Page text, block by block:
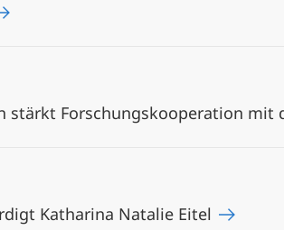
stärkt Forschungskooperation mit
Katharina Natalie Eitel